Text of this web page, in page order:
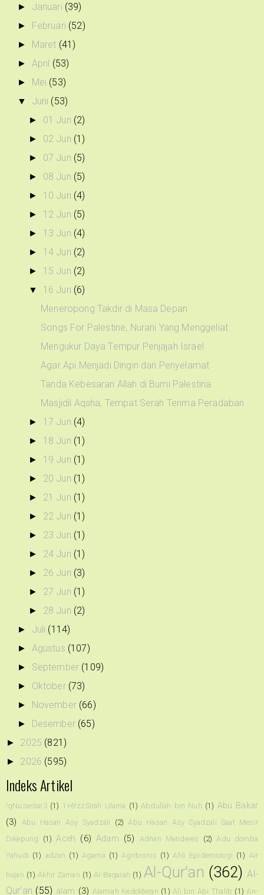
► Januari (39)
► Februari (52)
► Maret (41)
► April (53)
► Mei (53)
▼ Juni (53)
► 01 Jun (2)
► 02 Jun (1)
► 07 Jun (5)
► 08 Jun (5)
► 10 Jun (4)
► 12 Jun (5)
► 13 Jun (4)
► 14 Jun (2)
► 15 Jun (2)
▼ 16 Jun (6)
Meneropong Takdir di Masa Depan
Songs For Palestine, Nurani Yang Menggeliat
Mengukur Daya Tempur Penjajah Israel
Agar Api Menjadi Dingin dan Penyelamat
Tanda Kebesaran Allah di Bumi Palestina
Masjidil Aqsha, Tempat Serah Terima Peradaban
► 17 Jun (4)
► 18 Jun (1)
► 19 Jun (1)
► 20 Jun (1)
► 21 Jun (1)
► 22 Jun (1)
► 23 Jun (1)
► 24 Jun (1)
► 26 Jun (3)
► 27 Jun (1)
► 28 Jun (2)
► Juli (114)
► Agustus (107)
► September (109)
► Oktober (73)
► November (66)
► Desember (65)
► 2025 (821)
► 2026 (595)
Indeks Artikel
!qNusantar3 (1) 1+6!zzSirah Ulama (1) Abdullah bin Nuh (1) Abu Bakar
(3)
Abu Hasan Asy Syadzali (2) Abu Hasan Asy Syadzali Saat Mesir
Dikepung
(1) Aceh (6) Adam (5) Adnan Menderes (2) Adu domba
Yahudi (1) adzan (1) Agama (1) Agribisnis (1) Ahli Epidemiologi (1) Air
hujan (1) Akhir Zaman (1) Al-Baqarah (1) Al-Qur'an (362) Al-
Qur’an (55) alam (3) Alamiah Kedokteran (1) Ali bin Abi Thalib (1) An-